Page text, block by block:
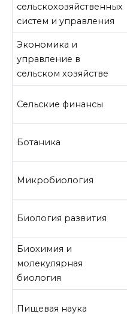
сельскохозяйственных
систем и управления
Экономика и
управление в
сельском хозяйстве
Сельские финансы
Ботаника
Микробиология
Биология развития
Биохимия и
молекулярная
биология
Пищевая наука